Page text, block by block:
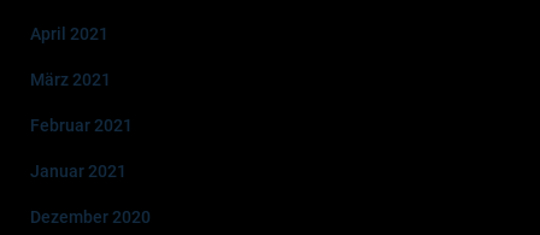
April 2021
März 2021
Februar 2021
Januar 2021
Dezember 2020